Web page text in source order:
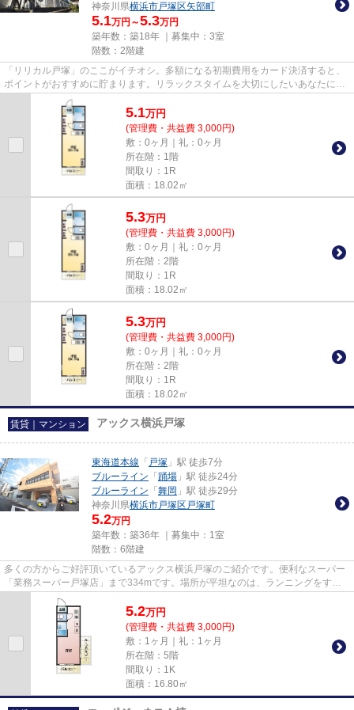
神奈川県横浜市戸塚区矢部町
5.1万円～5.3万円
築年数：築18年 ｜募集中： 3室
階数：2階建
「リリカル戸塚」のここがイチオシ。多額になる初期費用をカード決済すると、
ポイントがおすすめに貯まります。リラックスタイムを大切にしたいあなたに。
使い勝手のよい間取りがポイ...
5.1万円
(管理費・共益費 3,000円)
敷：0ヶ月｜礼：0ヶ月
所在階：1階
間取り：1R
面積：18.02㎡
5.3万円
(管理費・共益費 3,000円)
敷：0ヶ月｜礼：0ヶ月
所在階：2階
間取り：1R
面積：18.02㎡
5.3万円
(管理費・共益費 3,000円)
敷：0ヶ月｜礼：0ヶ月
所在階：2階
間取り：1R
面積：18.02㎡
賃貸｜マンション アックス横浜戸塚
東海道本線 「 戸塚 」駅 徒歩7分
ブルーライン 「 踊場 」駅 徒歩24分
ブルーライン 「 舞岡 」駅 徒歩29分
神奈川県横浜市戸塚区 戸塚町
5.2万円
築年数：築36年 ｜募集中： 1室
階数：6階建
多くの方からご好評頂いているアックス横浜戸塚のご紹介です。便利なスーパー
「業務スーパー戸塚店」まで334mです。場所が平坦なのは、ランニングをする
上で抑えたいポイントですね。i...
5.2万円
(管理費・共益費 3,000円)
敷：1ヶ月｜礼：1ヶ月
所在階：5階
間取り：1K
面積：16.80㎡